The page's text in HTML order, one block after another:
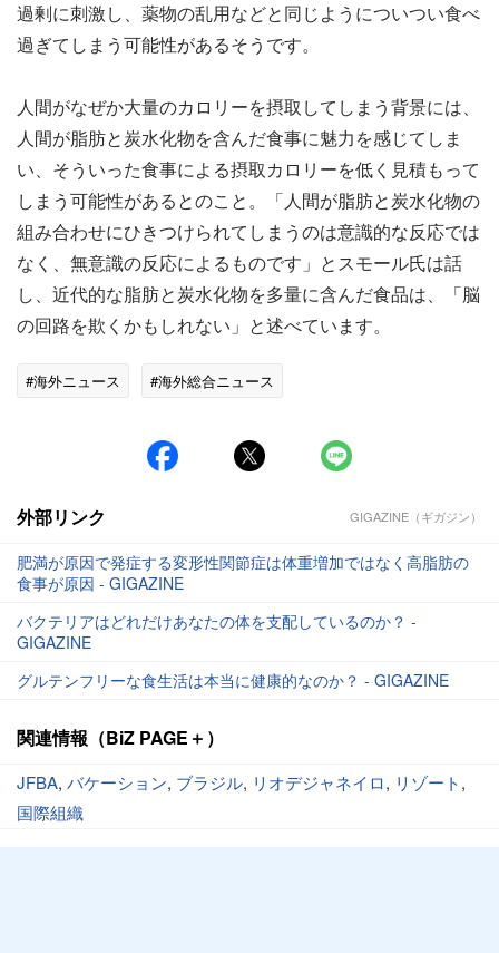
過剰に刺激し、薬物の乱用などと同じようについつい食べ
過ぎてしまう可能性があるそうです。
人間がなぜか大量のカロリーを摂取してしまう背景には、
人間が脂肪と炭水化物を含んだ食事に魅力を感じてしま
い、そういった食事による摂取カロリーを低く見積もって
しまう可能性があるとのこと。「人間が脂肪と炭水化物の
組み合わせにひきつけられてしまうのは意識的な反応では
なく、無意識の反応によるものです」とスモール氏は話
し、近代的な脂肪と炭水化物を多量に含んだ食品は、「脳
の回路を欺くかもしれない」と述べています。
#海外ニュース #海外総合ニュース
外部リンク GIGAZINE（ギガジン）
肥満が原因で発症する変形性関節症は体重増加ではなく高脂肪の
食事が原因 - GIGAZINE
バクテリアはどれだけあなたの体を支配しているのか？ -
GIGAZINE
グルテンフリーな食生活は本当に健康的なのか？ - GIGAZINE
関連情報（BiZ PAGE＋）
JFBA, バケーション, ブラジル, リオデジャネイロ, リゾート,
国際組織